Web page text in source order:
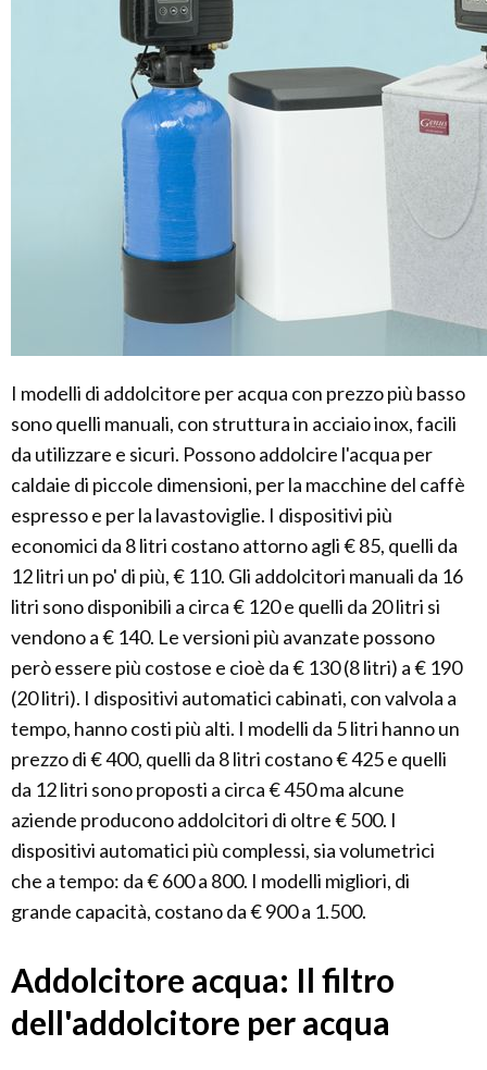
I modelli di addolcitore per acqua con prezzo più basso
sono quelli manuali, con struttura in acciaio inox, facili
da utilizzare e sicuri. Possono addolcire l'acqua per
caldaie di piccole dimensioni, per la macchine del caffè
espresso e per la lavastoviglie. I dispositivi più
economici da 8 litri costano attorno agli € 85, quelli da
12 litri un po' di più, € 110. Gli addolcitori manuali da 16
litri sono disponibili a circa € 120 e quelli da 20 litri si
vendono a € 140. Le versioni più avanzate possono
però essere più costose e cioè da € 130 (8 litri) a € 190
(20 litri). I dispositivi automatici cabinati, con valvola a
tempo, hanno costi più alti. I modelli da 5 litri hanno un
prezzo di € 400, quelli da 8 litri costano € 425 e quelli
da 12 litri sono proposti a circa € 450 ma alcune
aziende producono addolcitori di oltre € 500. I
dispositivi automatici più complessi, sia volumetrici
che a tempo: da € 600 a 800. I modelli migliori, di
grande capacità, costano da € 900 a 1.500.
Addolcitore acqua: Il filtro
dell'addolcitore per acqua